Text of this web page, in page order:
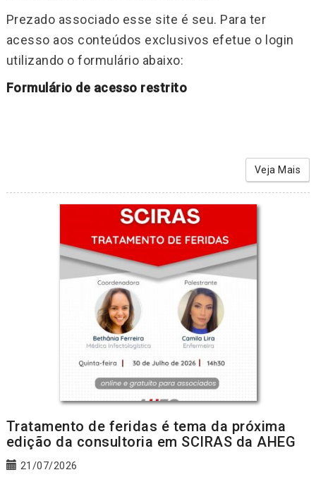
Prezado associado esse site é seu. Para ter
acesso aos conteúdos exclusivos efetue o login
utilizando o formulário abaixo:
Formulário de acesso restrito
Veja Mais
Tratamento de feridas é tema da próxima
edição da consultoria em SCIRAS da AHEG
21/07/2026